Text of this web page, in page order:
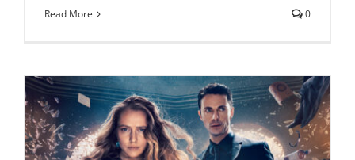
Read More 0